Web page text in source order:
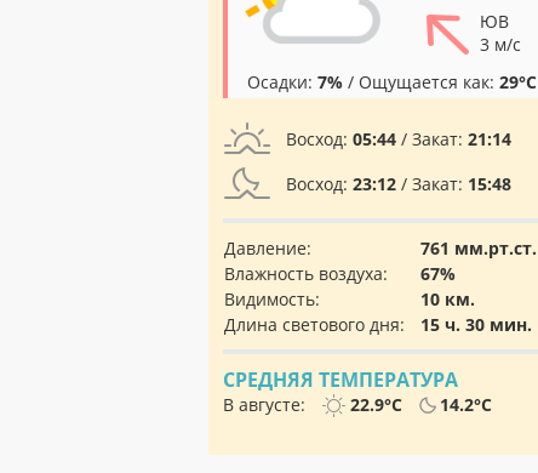
ЮВ
3 м/с
Осадки: 7% / Ощущается как: 29°C
Восход: 05:44 / Закат: 21:14
Восход: 23:12 / Закат: 15:48
Давление:
761 мм.рт.ст.
Влажность воздуха:
67%
Видимость:
10 км.
Длина светового дня:
15 ч. 30 мин.
СРЕДНЯЯ ТЕМПЕРАТУРА
В августе: 22.9°C 14.2°C